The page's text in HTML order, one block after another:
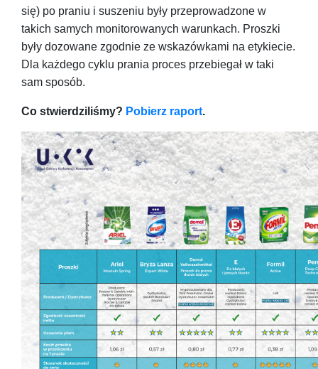
się) po praniu i suszeniu były przeprowadzone w
takich samych monitorowanych warunkach. Proszki
były dozowane zgodnie ze wskazówkami na etykiecie.
Dla każdego cyklu prania proces przebiegał w taki
sam sposób.
Co stwierdziliśmy? Pobierz raport.